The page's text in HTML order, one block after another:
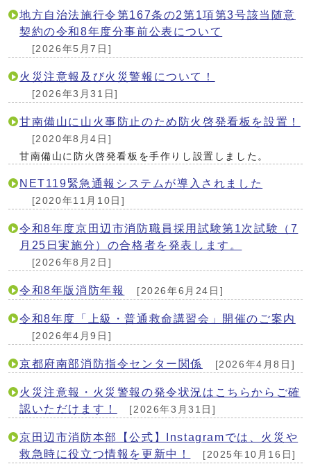
地方自治法施行令第167条の2第1項第3号該当随意
契約の令和8年度分事前公表について
[2026年5月7日]
火災注意報及び火災警報について！
[2026年3月31日]
甘南備山に山火事防止のため防火啓発看板を設置！
[2020年8月4日]
甘南備山に防火啓発看板を手作りし設置しました。
NET119緊急通報システムが導入されました
[2020年11月10日]
令和8年度京田辺市消防職員採用試験第1次試験（7
月25日実施分）の合格者を発表します。
[2026年8月2日]
令和8年版消防年報 [2026年6月24日]
令和8年度「上級・普通救命講習会」開催のご案内
[2026年4月9日]
京都府南部消防指令センター関係 [2026年4月8日]
火災注意報・火災警報の発令状況はこちらからご確
認いただけます！
[2026年3月31日]
京田辺市消防本部【公式】Instagramでは、火災や
救急時に役立つ情報を更新中！
[2025年10月16日]